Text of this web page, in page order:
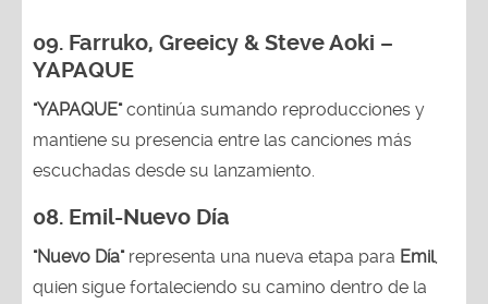
09. Farruko, Greeicy & Steve Aoki –
YAPAQUE
"YAPAQUE"continúa sumando reproducciones y
mantiene su presencia entre las canciones más
escuchadas desde su lanzamiento.
08. Emil-Nuevo Día
"Nuevo Día"representa una nueva etapa para Emil,
quien sigue fortaleciendo su camino dentro de la